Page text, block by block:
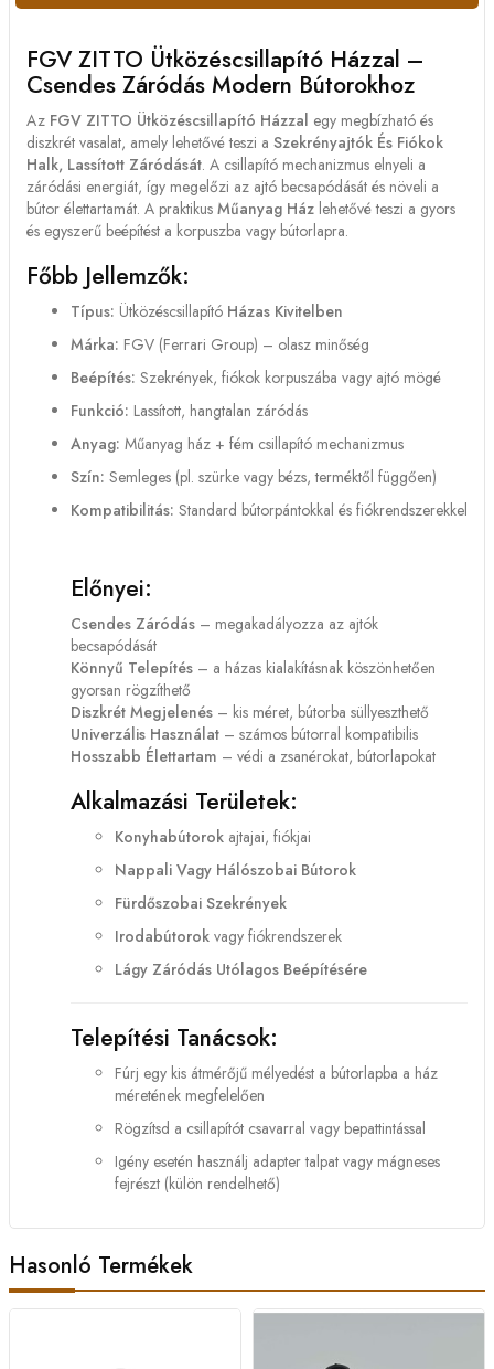
FGV ZITTO Ütközéscsillapító Házzal –
Csendes Záródás Modern Bútorokhoz
Az FGV ZITTO Ütközéscsillapító Házzal egy megbízható és
diszkrét vasalat, amely lehetővé teszi a Szekrényajtók És Fiókok
Halk, Lassított Záródását. A csillapító mechanizmus elnyeli a
záródási energiát, így megelőzi az ajtó becsapódását és növeli a
bútor élettartamát. A praktikus Műanyag Ház lehetővé teszi a gyors
és egyszerű beépítést a korpuszba vagy bútorlapra.
Főbb Jellemzők:
Típus: Ütközéscsillapító Házas Kivitelben
Márka: FGV (Ferrari Group) – olasz minőség
Beépítés: Szekrények, fiókok korpuszába vagy ajtó mögé
Funkció: Lassított, hangtalan záródás
Anyag: Műanyag ház + fém csillapító mechanizmus
Szín: Semleges (pl. szürke vagy bézs, terméktől függően)
Kompatibilitás: Standard bútorpántokkal és fiókrendszerekkel
Előnyei:
Csendes Záródás – megakadályozza az ajtók
becsapódását
Könnyű Telepítés – a házas kialakításnak köszönhetően
gyorsan rögzíthető
Diszkrét Megjelenés – kis méret, bútorba süllyeszthető
Univerzális Használat – számos bútorral kompatibilis
Hosszabb Élettartam – védi a zsanérokat, bútorlapokat
Alkalmazási Területek:
Konyhabútorok ajtajai, fiókjai
Nappali Vagy Hálószobai Bútorok
Fürdőszobai Szekrények
Irodabútorok vagy fiókrendszerek
Lágy Záródás Utólagos Beépítésére
Telepítési Tanácsok:
Fúrj egy kis átmérőjű mélyedést a bútorlapba a ház
méretének megfelelően
Rögzítsd a csillapítót csavarral vagy bepattintással
Igény esetén használj adapter talpat vagy mágneses
fejrészt (külön rendelhető)
Hasonló Termékek